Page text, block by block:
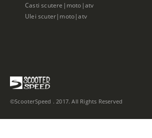
Casti scutere|moto|atv
Ulei scuter|moto|atv
©ScooterSpeed . 2017. All Rights Reserved